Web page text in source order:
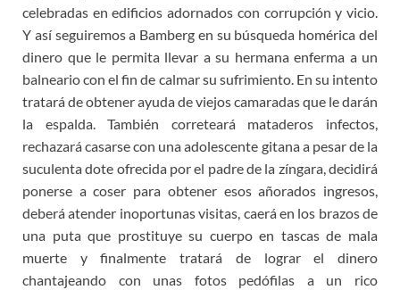
celebradas en edificios adornados con corrupción y vicio.
Y así seguiremos a Bamberg en su búsqueda homérica del
dinero que le permita llevar a su hermana enferma a un
balneario con el fin de calmar su sufrimiento. En su intento
tratará de obtener ayuda de viejos camaradas que le darán
la espalda. También correteará mataderos infectos,
rechazará casarse con una adolescente gitana a pesar de la
suculenta dote ofrecida por el padre de la zíngara, decidirá
ponerse a coser para obtener esos añorados ingresos,
deberá atender inoportunas visitas, caerá en los brazos de
una puta que prostituye su cuerpo en tascas de mala
muerte y finalmente tratará de lograr el dinero
chantajeando con unas fotos pedófilas a un rico